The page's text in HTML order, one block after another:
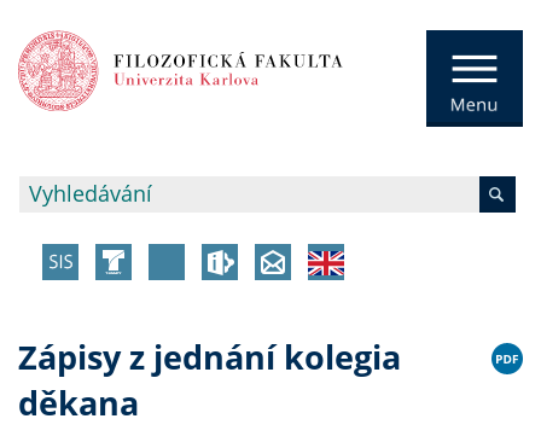
Zápisy z jednání kolegia
děkana